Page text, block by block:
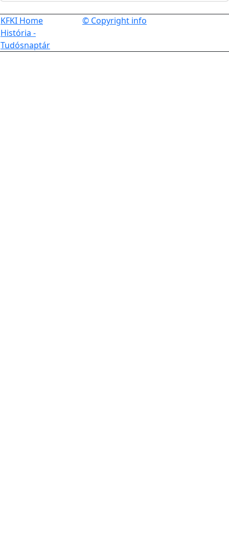
KFKI Home
História -
Tudósnaptár
© Copyright info